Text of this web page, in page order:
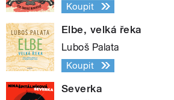
Koupit
Elbe, velká řeka
Luboš Palata
Koupit
Severka